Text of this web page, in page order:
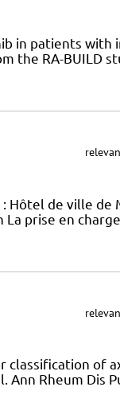
in patients with
the RA-BUILD
: Hôtel de ville de
prise en
classification of
Ann Rheum Dis